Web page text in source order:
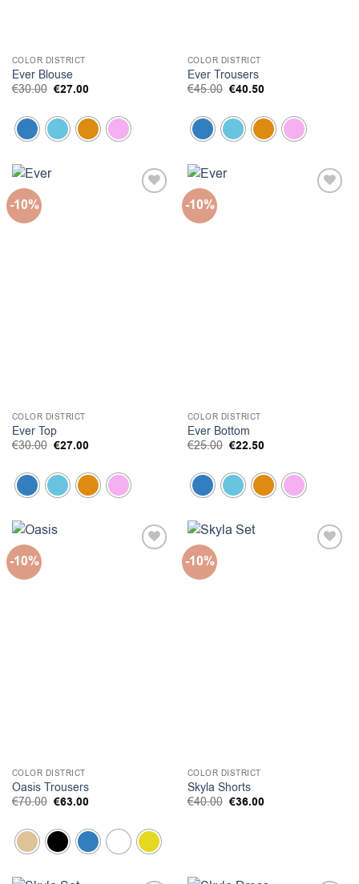
COLOR DISTRICT
Ever Blouse
€30.00 Original
€30.00.
€27.00Η
είναι:
€27.00.
COLOR DISTRICT
Ever Trousers
€45.00 Original
€45.00.
€40.50Η
είναι:
€40.50.
-10%
COLOR DISTRICT
Ever Top
€30.00 Original
€30.00.
€27.00Η
είναι:
€27.00.
-10%
COLOR DISTRICT
Ever Bottom
€25.00 Original
€25.00.
€22.50Η
είναι:
€22.50.
-10%
COLOR DISTRICT
Oasis Trousers
€70.00 Original
€70.00.
€63.00Η
είναι:
€63.00.
-10%
COLOR DISTRICT
Skyla Shorts
€40.00 Original
€36.00Η